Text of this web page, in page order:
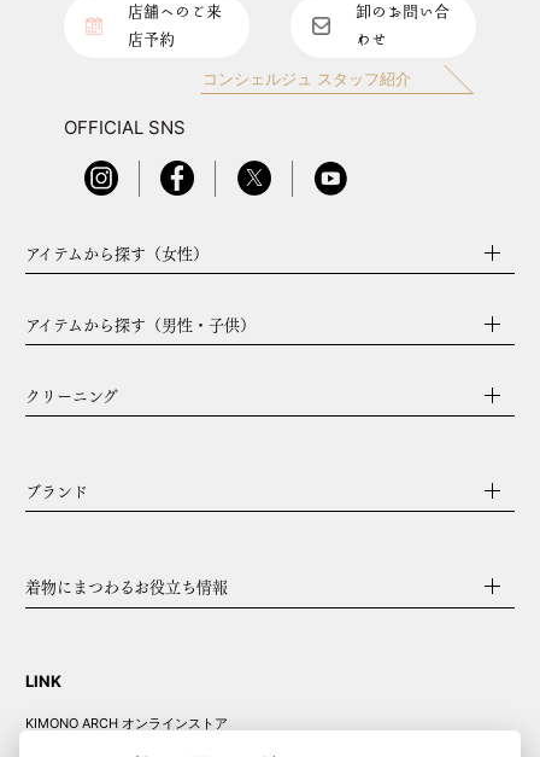
店舗へのご来
店予約
卸のお問い合
わせ
コンシェルジュ スタッフ紹介
OFFICIAL SNS
アイテムから探す（女性）
アイテムから探す（男性・子供）
クリーニング
ブランド
着物にまつわるお役立ち情報
LINK
KIMONO ARCH オンラインストア